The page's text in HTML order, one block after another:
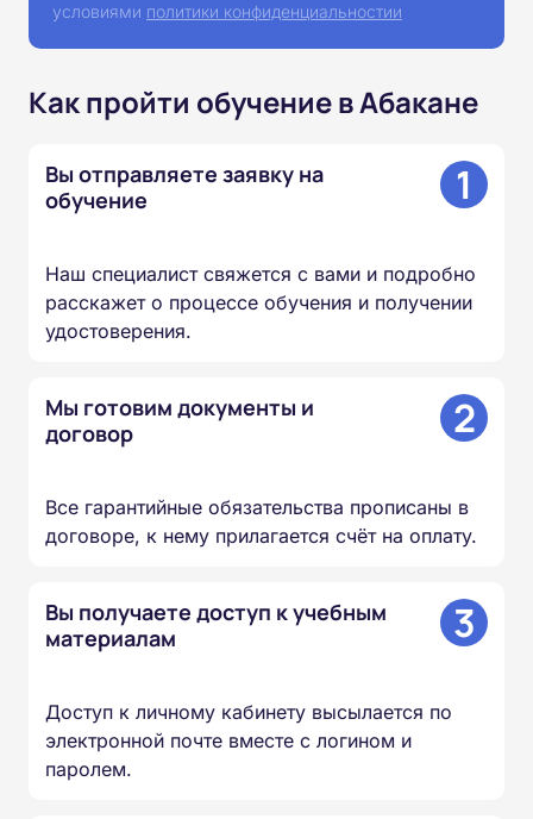
условиями политики конфиденциальностии
Как пройти обучение в Абакане
Вы отправляете заявку на
обучение
1
Наш специалист свяжется с вами и подробно
расскажет о процессе обучения и получении
удостоверения.
Мы готовим документы и
договор
2
Все гарантийные обязательства прописаны в
договоре, к нему прилагается счёт на оплату.
Вы получаете доступ к учебным
материалам
3
Доступ к личному кабинету высылается по
электронной почте вместе с логином и
паролем.